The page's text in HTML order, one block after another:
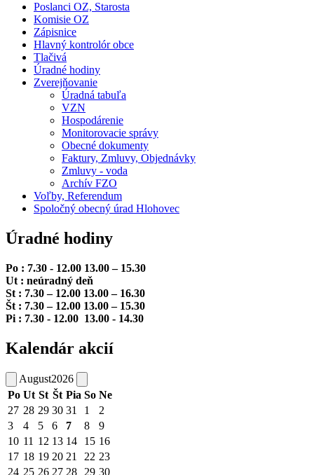
Poslanci OZ, Starosta
Komisie OZ
Zápisnice
Hlavný kontrolór obce
Tlačivá
Úradné hodiny
Zverejňovanie
Úradná tabuľa
VZN
Hospodárenie
Monitorovacie správy
Obecné dokumenty
Faktury, Zmluvy, Objednávky
Zmluvy - voda
Archív FZO
Voľby, Referendum
Spoločný obecný úrad Hlohovec
Úradné hodiny
Po : 7.30 - 12.00 13.00 – 15.30
Ut : neúradný deň
St : 7.30 – 12.00 13.00 – 16.30
Št : 7.30 – 12.00 13.00 – 15.30
Pi : 7.30 - 12.00 13.00 - 14.30
Kalendár akcií
August2026
Po Ut St Št Pia So Ne
27 28 29 30 31 1
2
3
4 5 6 7 8
9
10 11 12 13 14 15 16
17 18 19 20 21 22 23
24 25 26 27 28 29 30